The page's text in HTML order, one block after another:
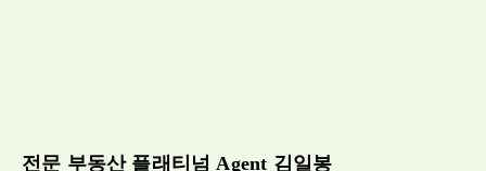
전문 부동산 플래티넘 Agent 김일봉